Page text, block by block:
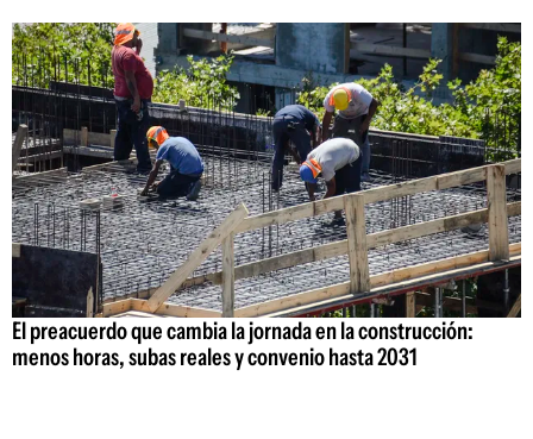
El preacuerdo que cambia la jornada en la construcción:
menos horas, subas reales y convenio hasta 2031